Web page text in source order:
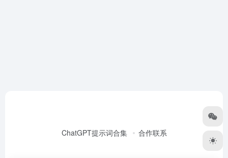
ChatGPT提示词合集 合作联系